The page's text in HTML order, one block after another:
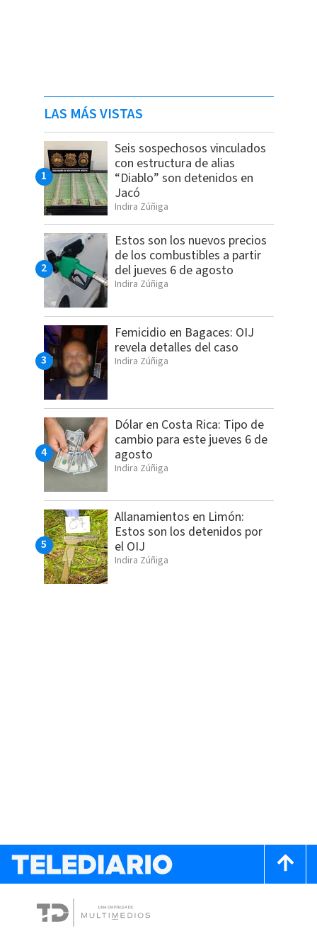
LAS MÁS VISTAS
Seis sospechosos vinculados
con estructura de alias
“Diablo” son detenidos en
Jacó
Indira Zúñiga
Estos son los nuevos precios
de los combustibles a partir
del jueves 6 de agosto
Indira Zúñiga
Femicidio en Bagaces: OIJ
revela detalles del caso
Indira Zúñiga
Dólar en Costa Rica: Tipo de
cambio para este jueves 6 de
agosto
Indira Zúñiga
Allanamientos en Limón:
Estos son los detenidos por
el OIJ
Indira Zúñiga